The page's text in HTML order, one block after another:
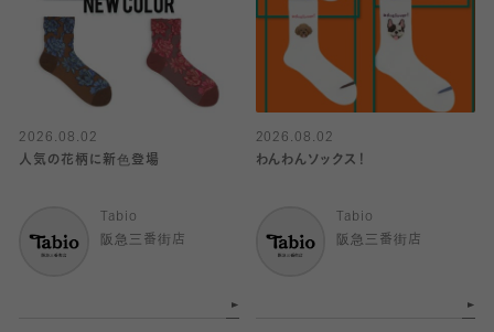
2026.08.02
人気の花柄に新色登場
Tabio
阪急三番街店
2026.08.02
わんわんソックス！
Tabio
阪急三番街店